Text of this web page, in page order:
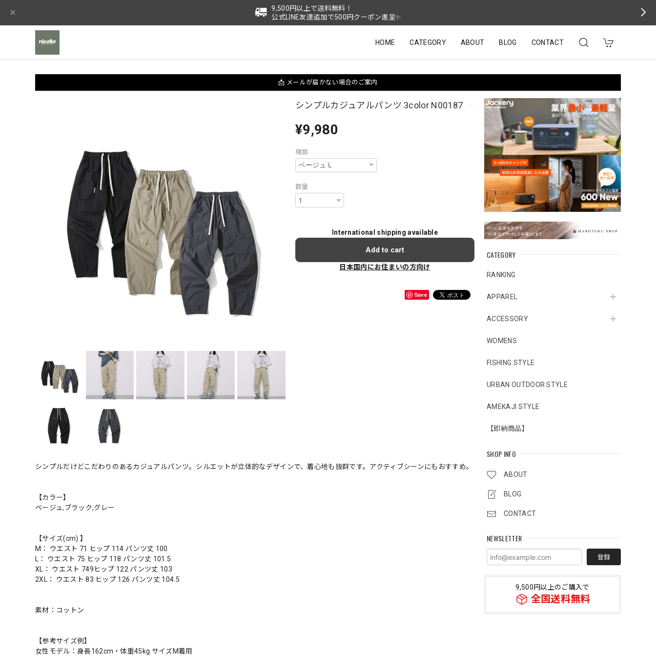
9,500円以上で送料無料！
公式LINE友達追加で500円クーポン進呈✨
HOME CATEGORY ABOUT BLOG CONTACT
📩 メールが届かない場合のご案内
CATEGORY
RANKING
APPAREL
ACCESSORY
WOMENS
FISHING STYLE
URBAN OUTDOOR STYLE
AMEKAJI STYLE
【即納商品】
SHOP INFO
ABOUT
BLOG
CONTACT
NEWSLETTER
登録
9,500円以上のご購入で
全国送料無料
シンプルカジュアルパンツ 3color N00187
¥9,980
種類
数量
International shipping available
Add to cart
日本国内にお住まいの方向け
Save
シンプルだけどこだわりのあるカジュアルパンツ。シルエットが立体的なデザインで、着心地も抜群です。アクティブシーンにもおすすめ。
【カラー】
ベージュ,ブラック,グレー
【サイズ(cm) 】
M： ウエスト 71 ヒップ 114 パンツ丈 100
L： ウエスト 75 ヒップ 118 パンツ丈 101.5
XL： ウエスト 749ヒップ 122 パンツ丈 103
2XL： ウエスト 83 ヒップ 126 パンツ丈 104.5
素材：コットン
【参考サイズ例】
女性モデル：身長162cm・体重45kg サイズM着用